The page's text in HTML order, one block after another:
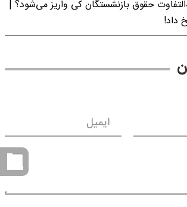
حقوق بازنشستگان کی واریز می‌شود؟ |
داد!
ایمیل